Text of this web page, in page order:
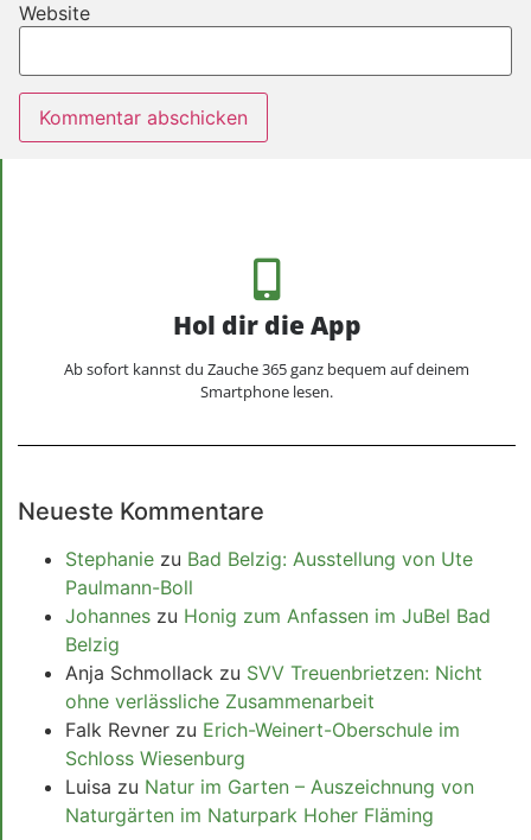
Website
Hol dir die App
Ab sofort kannst du Zauche 365 ganz bequem auf deinem
Smartphone lesen.
Neueste Kommentare
Stephanie zu Bad Belzig: Ausstellung von Ute
Paulmann-Boll
Johannes zu Honig zum Anfassen im JuBel Bad
Belzig
Anja Schmollack zu SVV Treuenbrietzen: Nicht
ohne verlässliche Zusammenarbeit
Falk Revner zu Erich-Weinert-Oberschule im
Schloss Wiesenburg
Luisa zu Natur im Garten – Auszeichnung von
Naturgärten im Naturpark Hoher Fläming